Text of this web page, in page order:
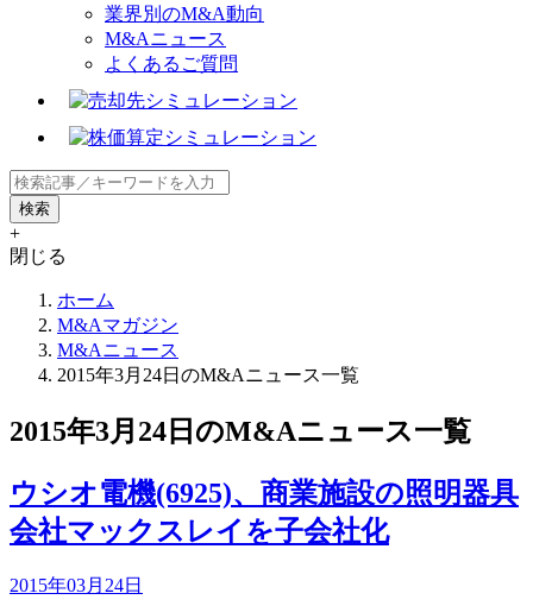
業界別のM&A動向
M&Aニュース
よくあるご質問
+
閉じる
ホーム
M&Aマガジン
M&Aニュース
2015年3月24日のM&Aニュース一覧
2015年3月24日のM&Aニュース一覧
ウシオ電機(6925)、商業施設の照明器具
会社マックスレイを子会社化
2015年03月24日